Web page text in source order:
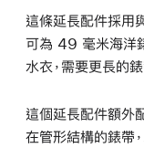
這條延長配件採用
可為 49 毫米海洋
水衣，需要更長的
這個延長配件額外
在管形結構的錶帶